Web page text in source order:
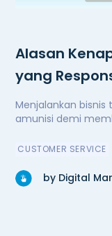
Alasan
yang
Penting
Menjalankan
amunisi demi
CUSTOMER SERVICE
by Digital